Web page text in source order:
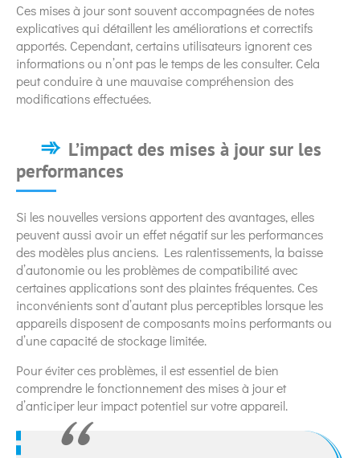
Ces mises à jour sont souvent accompagnées de notes
explicatives qui détaillent les améliorations et correctifs
apportés. Cependant, certains utilisateurs ignorent ces
informations ou n’ont pas le temps de les consulter. Cela
peut conduire à une mauvaise compréhension des
modifications effectuées.
L’impact des mises à jour sur les
performances
Si les nouvelles versions apportent des avantages, elles
peuvent aussi avoir un effet négatif sur les performances
des modèles plus anciens. Les ralentissements, la baisse
d’autonomie ou les problèmes de compatibilité avec
certaines applications sont des plaintes fréquentes. Ces
inconvénients sont d’autant plus perceptibles lorsque les
appareils disposent de composants moins performants ou
d’une capacité de stockage limitée.
Pour éviter ces problèmes, il est essentiel de bien
comprendre le fonctionnement des mises à jour et
d’anticiper leur impact potentiel sur votre appareil.